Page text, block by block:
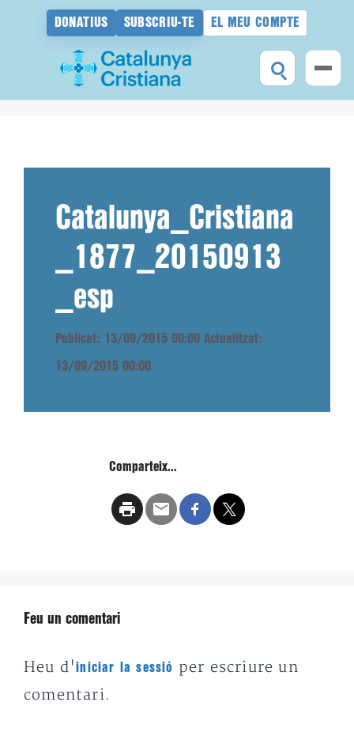
DONATIUS SUBSCRIU-TE EL MEU COMPTE
Catalunya_Cristiana
_1877_20150913
_esp
Publicat: 13/09/2015 00:00 Actualitzat:
13/09/2015 00:00
Comparteix...
Feu un comentari
Heu d'iniciar la sessió
per escriure un
comentari.